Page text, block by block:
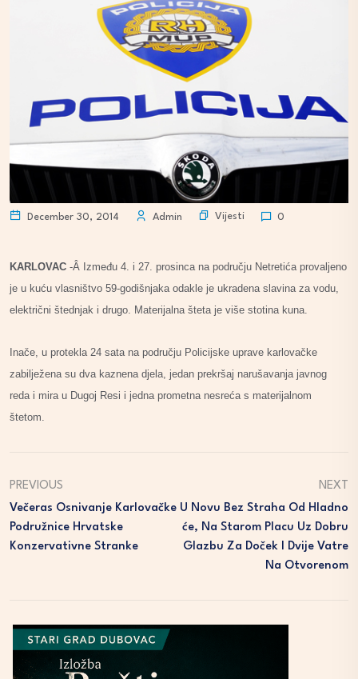
December 30, 2014 Admin Vijesti 0
KARLOVAC -Â Između 4. i 27. prosinca na području Netretića provaljeno
je u kuću vlasništvo 59-godišnjaka odakle je ukradena slavina za vodu,
električni štednjak i drugo. Materijalna šteta je više stotina kuna.
Inače, u protekla 24 sata na području Policijske uprave karlovačke
zabilježena su dva kaznena djela, jedan prekršaj narušavanja javnog
reda i mira u Dugoj Resi i jedna prometna nesreća s materijalnom
štetom.
PREVIOUS
Večeras Osnivanje Karlovačke
Podružnice Hrvatske
Konzervativne Stranke
NEXT
U Novu Bez Straha Od Hladno
Će, Na Starom Placu Uz Dobru
Glazbu Za Doček I Dvije Vatre
Na Otvorenom